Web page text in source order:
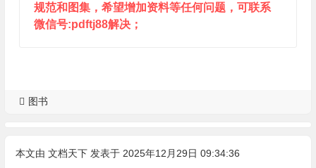
规范和图集，希望增加资料等任何问题，可联系
微信号:pdftj88解决；
图书
本文由 文档天下发表于 2025年12月29日 09:34:36